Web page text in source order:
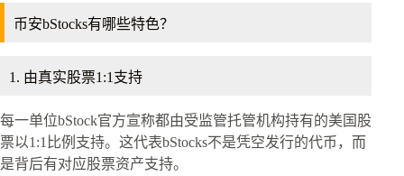
币安bStocks有哪些特色？
1. 由真实股票1:1支持
每一单位bStock官方宣称都由受监管托管机构持有的美国股
票以1:1比例支持。这代表bStocks不是凭空发行的代币，而
是背后有对应股票资产支持。